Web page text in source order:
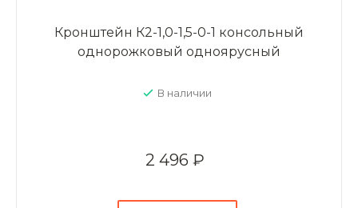
Кронштейн К2-1,0-1,5-0-1 консольный
однорожковый одноярусный
В наличии
2 496 ₽